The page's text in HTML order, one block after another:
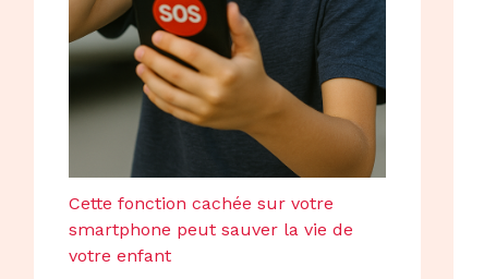
Cette fonction cachée sur votre
smartphone peut sauver la vie de
votre enfant